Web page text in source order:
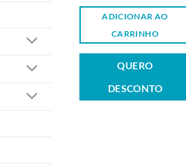
ADICIONAR AO
CARRINHO
QUERO
DESCONTO